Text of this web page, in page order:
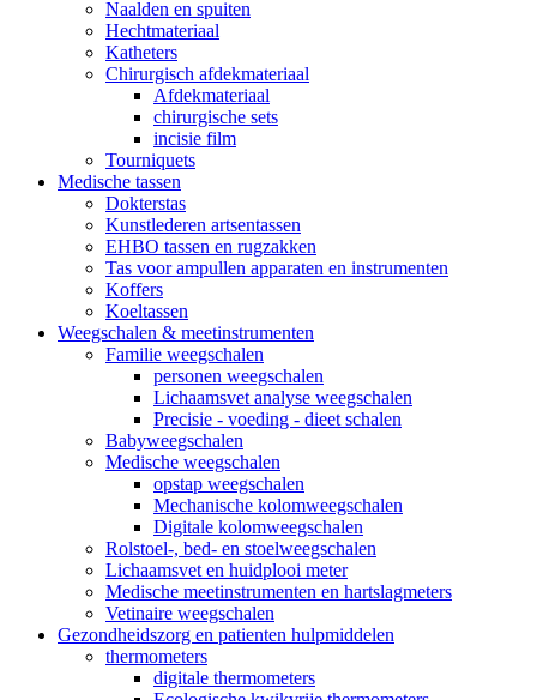
Naalden en spuiten
Hechtmateriaal
Katheters
Chirurgisch afdekmateriaal
Afdekmateriaal
chirurgische sets
incisie film
Tourniquets
Medische tassen
Dokterstas
Kunstlederen artsentassen
EHBO tassen en rugzakken
Tas voor ampullen apparaten en instrumenten
Koffers
Koeltassen
Weegschalen & meetinstrumenten
Familie weegschalen
personen weegschalen
Lichaamsvet analyse weegschalen
Precisie - voeding - dieet schalen
Babyweegschalen
Medische weegschalen
opstap weegschalen
Mechanische kolomweegschalen
Digitale kolomweegschalen
Rolstoel-, bed- en stoelweegschalen
Lichaamsvet en huidplooi meter
Medische meetinstrumenten en hartslagmeters
Vetinaire weegschalen
Gezondheidszorg en patienten hulpmiddelen
thermometers
digitale thermometers